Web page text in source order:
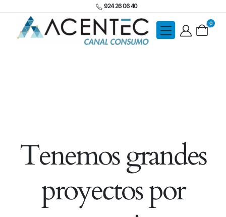
924 26 06 40
0
Tenemos grandes
proyectos por